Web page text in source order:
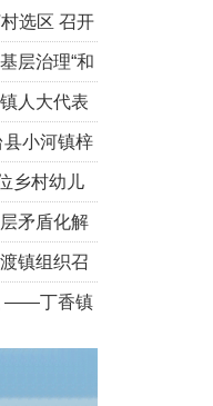
选区 召开
层治理“和
人大代表
小河镇梓
有温度
乡村幼儿
矛盾化解
镇组织召
——丁香镇